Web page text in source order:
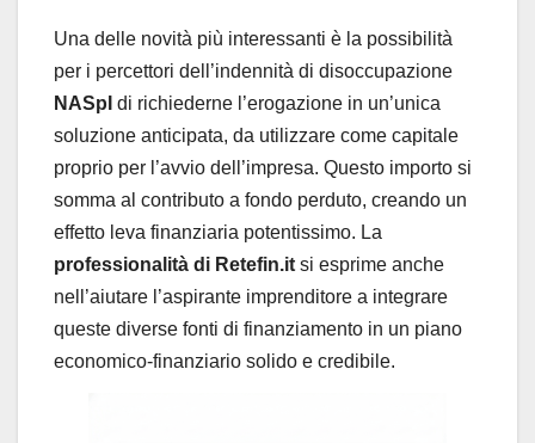
Una delle novità più interessanti è la possibilità
per i percettori dell’indennità di disoccupazione
NASpI di richiederne l’erogazione in un’unica
soluzione anticipata, da utilizzare come capitale
proprio per l’avvio dell’impresa. Questo importo si
somma al contributo a fondo perduto, creando un
effetto leva finanziaria potentissimo. La
professionalità di Retefin.it si esprime anche
nell’aiutare l’aspirante imprenditore a integrare
queste diverse fonti di finanziamento in un piano
economico-finanziario solido e credibile.